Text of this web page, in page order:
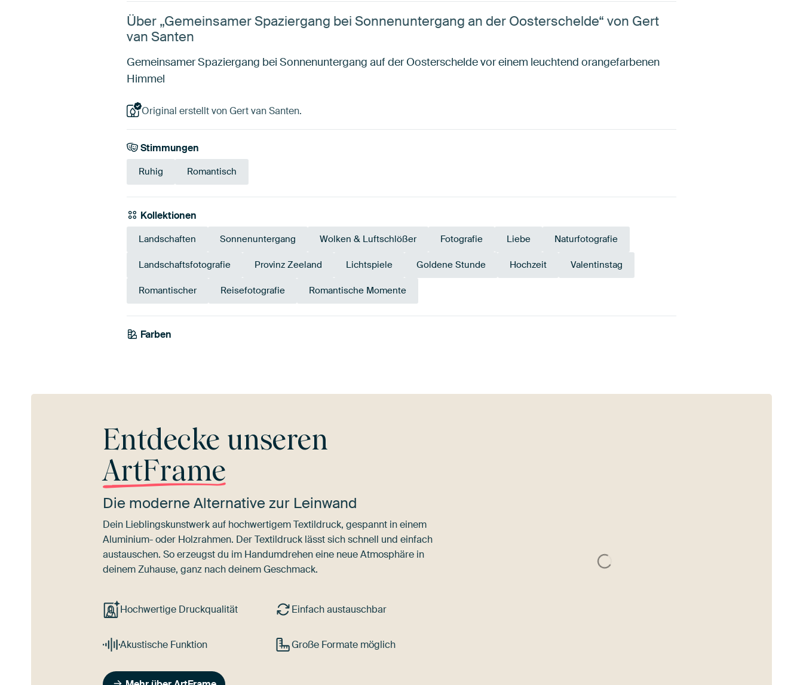
Über „Gemeinsamer Spaziergang bei Sonnenuntergang an der Oosterschelde“ von Gert
van Santen
Gemeinsamer Spaziergang bei Sonnenuntergang auf der Oosterschelde vor einem leuchtend orangefarbenen
Himmel
Original erstellt von Gert van Santen.
Stimmungen
Ruhig Romantisch
Kollektionen
Landschaften Sonnenuntergang Wolken & Luftschlößer Fotografie Liebe Naturfotografie
Landschaftsfotografie Provinz Zeeland Lichtspiele Goldene Stunde Hochzeit Valentinstag
Romantischer Reisefotografie Romantische Momente
Farben
Braun
Entdecke unseren
ArtFrame
Die moderne Alternative zur Leinwand
Dein Lieblingskunstwerk auf hochwertigem Textildruck, gespannt in einem
Aluminium- oder Holzrahmen. Der Textildruck lässt sich schnell und einfach
austauschen. So erzeugst du im Handumdrehen eine neue Atmosphäre in
deinem Zuhause, ganz nach deinem Geschmack.
Hochwertige Druckqualität Einfach austauschbar
Akustische Funktion Große Formate möglich